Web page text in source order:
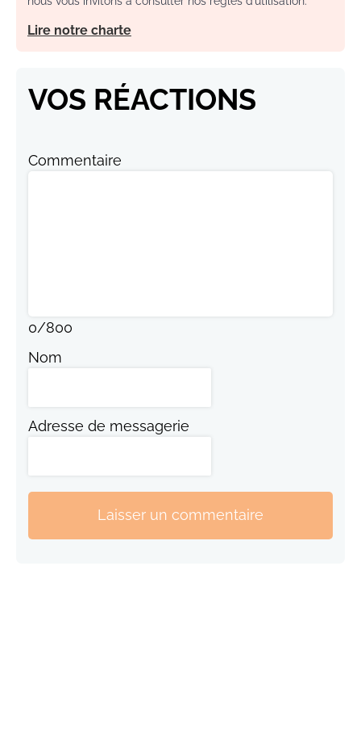
Lire notre charte
VOS RÉACTIONS
Commentaire
0/800
Nom
Adresse de messagerie
Laisser un commentaire